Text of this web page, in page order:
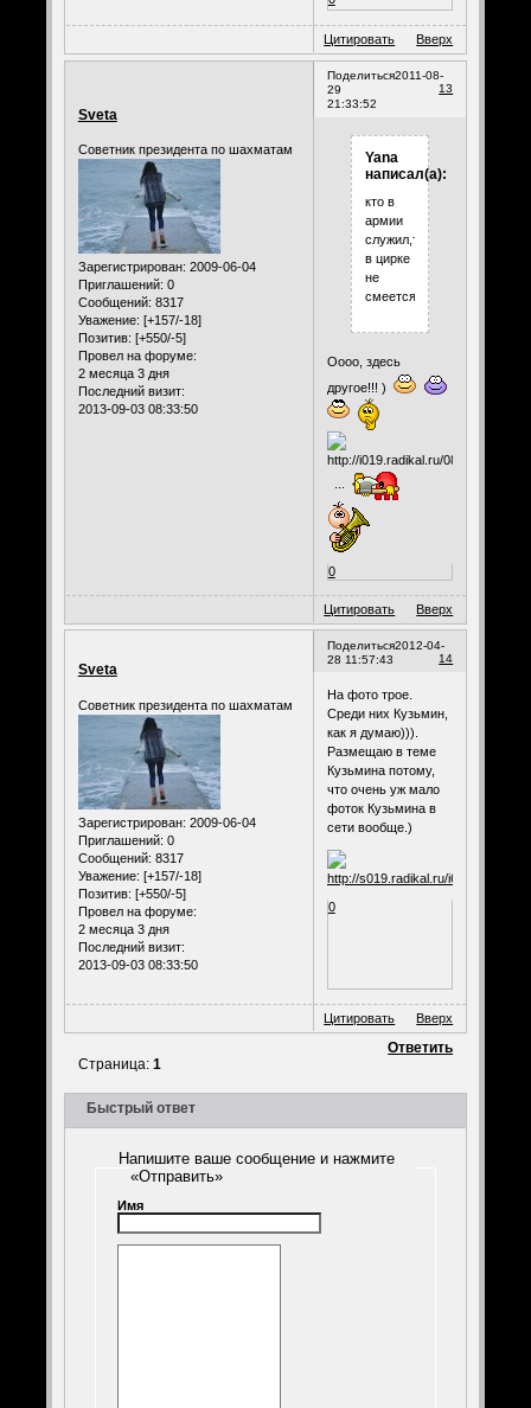
Цитировать Вверх
Поделиться
13
2011-08-
29
21:33:52
Sveta
Советник президента по шахматам
Зарегистрирован: 2009-06-04
Приглашений: 0
Сообщений: 8317
Уважение: [+157/-18]
Позитив: [+550/-5]
Провел на форуме:
2 месяца 3 дня
Последний визит:
2013-09-03 08:33:50
Yana
написал(а):
кто в
армии
служил,то
в цирке
не
смеется(c)
Оооо, здесь
другое!!! )
0
Цитировать Вверх
Поделиться
14
2012-04-
28 11:57:43
Sveta
Советник президента по шахматам
Зарегистрирован: 2009-06-04
Приглашений: 0
Сообщений: 8317
Уважение: [+157/-18]
Позитив: [+550/-5]
Провел на форуме:
2 месяца 3 дня
Последний визит:
2013-09-03 08:33:50
На фото трое.
Среди них Кузьмин,
как я думаю))).
Размещаю в теме
Кузьмина потому,
что очень уж мало
фоток Кузьмина в
сети вообще.)
0
Цитировать Вверх
Ответить
Страница: 1
Быстрый ответ
Напишите ваше сообщение и нажмите
«Отправить»
Имя